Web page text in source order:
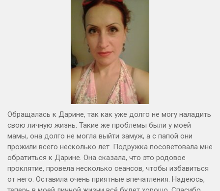
Обращалась к Дарине, так как уже долго не могу наладить
свою личную жизнь. Такие же проблемы были у моей
мамы, она долго не могла выйти замуж, а с папой они
прожили всего несколько лет. Подружка посоветовала мне
обратиться к Дарине. Она сказала, что это родовое
проклятие, провела несколько сеансов, чтобы избавиться
от него. Оставила очень приятные впечатления. Надеюсь,